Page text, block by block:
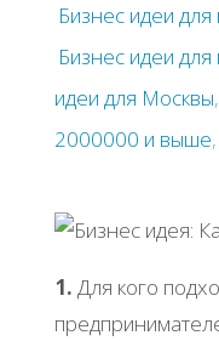
Бизнес идеи
Бизнес идеи
идеи для Москвы,
2000000 и выше,
1. Для кого